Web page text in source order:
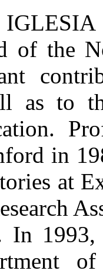
of the
as to
in
at
In